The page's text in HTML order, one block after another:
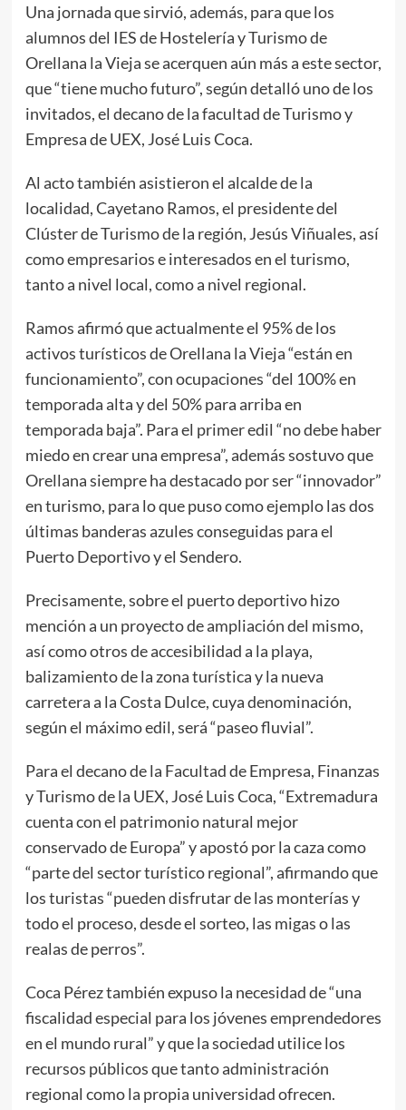
Una jornada que sirvió, además, para que los
alumnos del IES de Hostelería y Turismo de
Orellana la Vieja se acerquen aún más a este sector,
que “tiene mucho futuro”, según detalló uno de los
invitados, el decano de la facultad de Turismo y
Empresa de UEX, José Luis Coca.
Al acto también asistieron el alcalde de la
localidad, Cayetano Ramos, el presidente del
Clúster de Turismo de la región, Jesús Viñuales, así
como empresarios e interesados en el turismo,
tanto a nivel local, como a nivel regional.
Ramos afirmó que actualmente el 95% de los
activos turísticos de Orellana la Vieja “están en
funcionamiento”, con ocupaciones “del 100% en
temporada alta y del 50% para arriba en
temporada baja”. Para el primer edil “no debe haber
miedo en crear una empresa”, además sostuvo que
Orellana siempre ha destacado por ser “innovador”
en turismo, para lo que puso como ejemplo las dos
últimas banderas azules conseguidas para el
Puerto Deportivo y el Sendero.
Precisamente, sobre el puerto deportivo hizo
mención a un proyecto de ampliación del mismo,
así como otros de accesibilidad a la playa,
balizamiento de la zona turística y la nueva
carretera a la Costa Dulce, cuya denominación,
según el máximo edil, será “paseo fluvial”.
Para el decano de la Facultad de Empresa, Finanzas
y Turismo de la UEX, José Luis Coca, “Extremadura
cuenta con el patrimonio natural mejor
conservado de Europa” y apostó por la caza como
“parte del sector turístico regional”, afirmando que
los turistas “pueden disfrutar de las monterías y
todo el proceso, desde el sorteo, las migas o las
realas de perros”.
Coca Pérez también expuso la necesidad de “una
fiscalidad especial para los jóvenes emprendedores
en el mundo rural” y que la sociedad utilice los
recursos públicos que tanto administración
regional como la propia universidad ofrecen.